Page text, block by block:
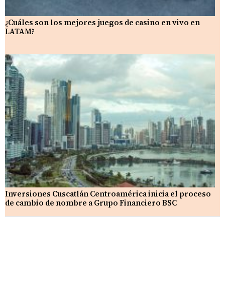
¿Cuáles son los mejores juegos de casino en vivo en
LATAM?
Inversiones Cuscatlán Centroamérica inicia el proceso
de cambio de nombre a Grupo Financiero BSC